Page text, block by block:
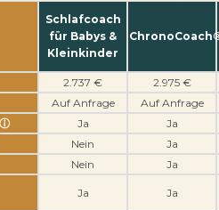
Schlafcoach
für Babys &
Kleinkinder
2.737 €
2.975 €
Auf Anfrage
Auf Anfrage
ⓘ Ja
Ja
Nein
Ja
Nein
Ja
Ja Ja